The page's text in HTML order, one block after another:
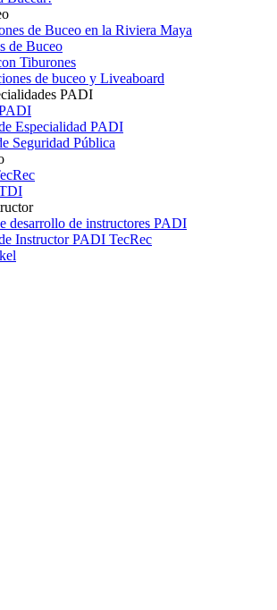
de Buceo en la Riviera Maya
de Buceo
Tiburones
de buceo y Liveaboard
PADI
Especialidad PADI
Seguridad Pública
desarrollo de instructores PADI
Instructor PADI TecRec